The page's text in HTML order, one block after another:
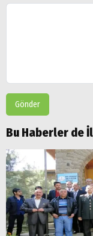
Gönder
Bu Haberler de